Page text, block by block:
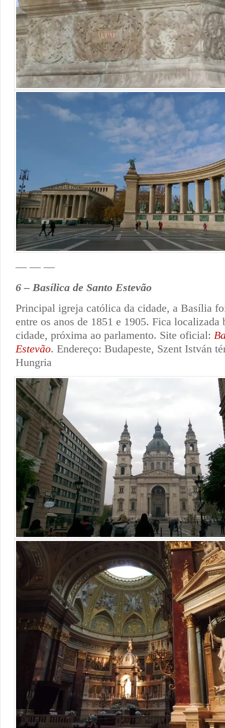
— — —
6 – Basílica de Santo Estevão
Principal igreja católica da cidade, a Basília
entre os anos de 1851 e 1905. Fica localizada
cidade, próxima ao parlamento. Site oficial:
Estevão. Endereço: Budapeste, Szent István
Hungria